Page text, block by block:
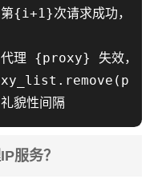
{i+1}次请求成功，使
{proxy} 失效，从池
貌性间隔
服务？